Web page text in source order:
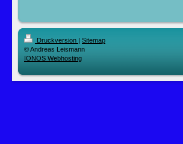
Druckversion | Sitemap
© Andreas Leismann
IONOS Webhosting